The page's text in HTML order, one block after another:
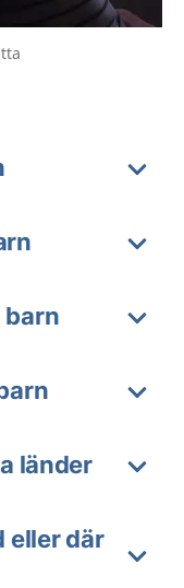
barn
länder
eller där